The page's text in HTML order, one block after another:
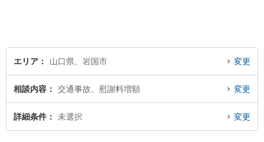
エリア 山口県、岩国市 変更
相談内容 交通事故、慰謝料増額 変更
詳細条件 未選択 変更